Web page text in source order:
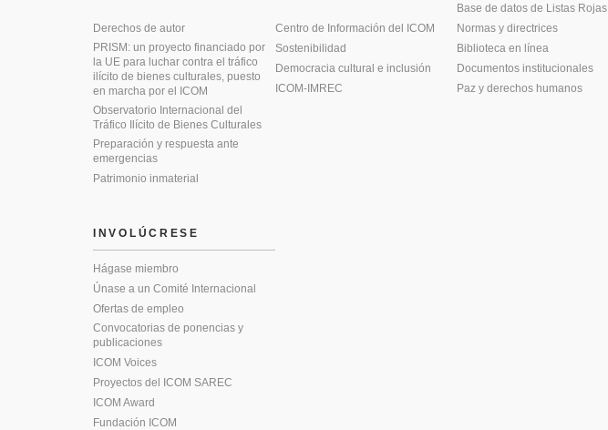
Derechos de autor
PRISM: un proyecto financiado por
la UE para luchar contra el tráfico
ilícito de bienes culturales, puesto
en marcha por el ICOM
Observatorio Internacional del
Tráfico Ilícito de Bienes Culturales
Preparación y respuesta ante
emergencias
Patrimonio inmaterial
Centro de Información del ICOM
Sostenibilidad
Democracia cultural e inclusión
ICOM-IMREC
Base de datos de Listas Rojas
Normas y directrices
Biblioteca en línea
Documentos institucionales
Paz y derechos humanos
INVOLÚCRESE
Hágase miembro
Únase a un Comité Internacional
Ofertas de empleo
Convocatorias de ponencias y
publicaciones
ICOM Voices
Proyectos del ICOM SAREC
ICOM Award
Fundación ICOM